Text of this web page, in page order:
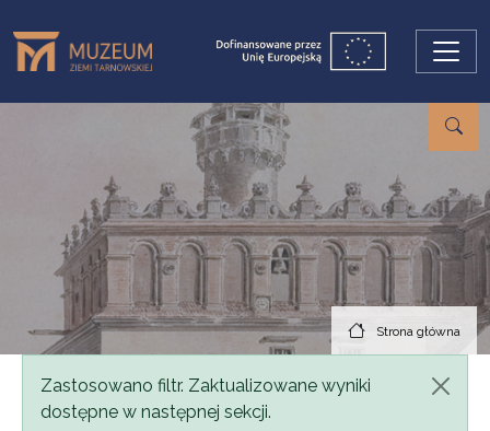
Strona główna
Komunikat
Zastosowano filtr. Zaktualizowane wyniki
dostępne w następnej sekcji.